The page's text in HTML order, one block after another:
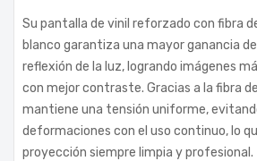
Su pantalla de vinil reforzado con fibra
blanco garantiza una mayor ganancia
reflexión de la luz, logrando imágenes
con mejor contraste. Gracias a la fibra
mantiene una tensión uniforme,
deformaciones con el uso continuo, lo
proyección siempre limpia y profesional.